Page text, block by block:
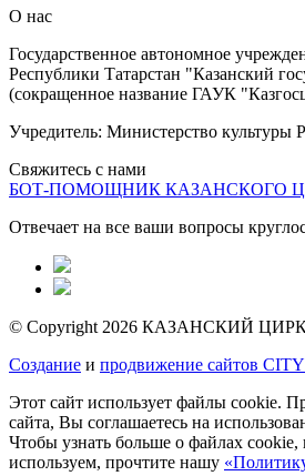
О нас
Государственное автономное
Республики Татарстан "Казанский
(сокращенное название ГАУК
Учредитель: Министерство культуры
Свяжитесь с нами
БОТ-ПОМОЩНИК КАЗАНСКОГО
Отвечает на все ваши вопросы
© Copyright 2026 КАЗАНСКИЙ ЦИРК
Создание и продвижение сайтов
Этот сайт использует файлы cookie.
сайта, Вы соглашаетесь на
Чтобы узнать больше о файлах
используем, прочтите нашу